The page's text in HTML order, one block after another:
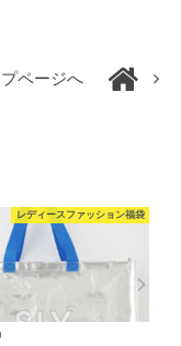
プページへ
レディースファッション福袋